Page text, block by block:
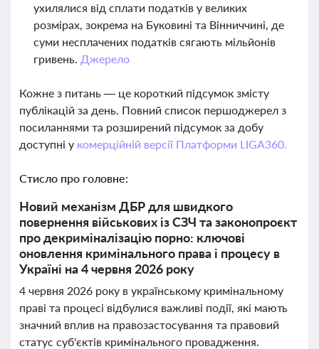
ухилялися від сплати податків у великих
розмірах, зокрема на Буковині та Вінниччині, де
суми несплачених податків сягають мільйонів
гривень. Джерело
Кожне з питань — це короткий підсумок змісту
публікацій за день. Повний список першоджерел з
посиланнями та розширений підсумок за добу
доступні у комерційній версії Платформи LIGA360.
Стисло про головне:
Новий механізм ДБР для швидкого
повернення військових із СЗЧ та законопроєкт
про декриміналізацію порно: ключові
оновлення кримінального права і процесу в
Україні на 4 червня 2026 року
4 червня 2026 року в українському кримінальному
праві та процесі відбулися важливі події, які мають
значний вплив на правозастосування та правовий
статус суб'єктів кримінального провадження.